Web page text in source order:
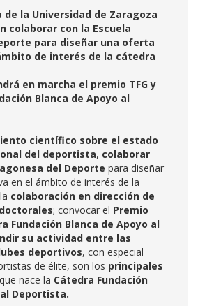
de la Universidad de Zaragoza
colaborar con la Escuela
para diseñar una oferta
de interés de la cátedra
en marcha el premio TFG y
Blanca de Apoyo al
científico sobre el estado
del deportista, colaborar
del Deporte para diseñar
en el ámbito de interés de la
colaboración en dirección de
; convocar el Premio
Fundación Blanca de Apoyo al
su actividad entre las
deportivos, con especial
de élite, son los principales
nace la Cátedra Fundación
Deportista.